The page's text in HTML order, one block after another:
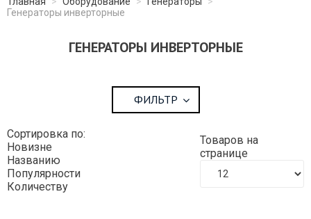
Генераторы инверторные
ГЕНЕРАТОРЫ ИНВЕРТОРНЫЕ
ФИЛЬТР
Сортировка по:
Новизне
Названию
Популярности
Количеству
Товаров на
странице